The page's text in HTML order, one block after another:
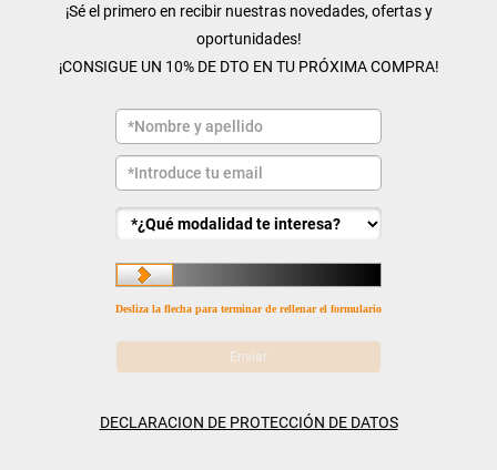
¡Sé el primero en recibir nuestras novedades, ofertas y
oportunidades!
¡CONSIGUE UN 10% DE DTO EN TU PRÓXIMA COMPRA!
Desliza la flecha para terminar de rellenar el formulario
DECLARACION DE PROTECCIÓN DE DATOS